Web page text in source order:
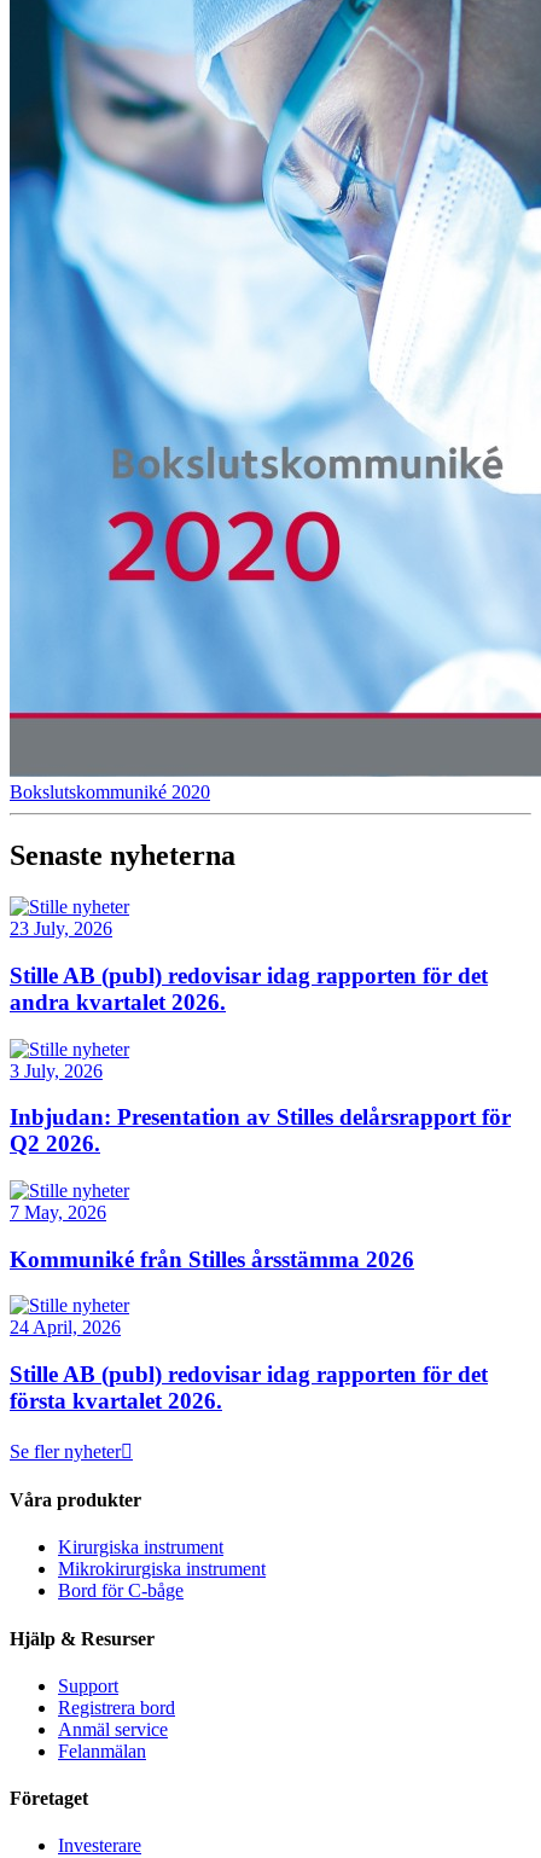
Bokslutskommuniké 2020
Senaste nyheterna
23 July, 2026
Stille AB (publ) redovisar idag rapporten för det
andra kvartalet 2026.
3 July, 2026
Inbjudan: Presentation av Stilles delårsrapport för
Q2 2026.
7 May, 2026
Kommuniké från Stilles årsstämma 2026
24 April, 2026
Stille AB (publ) redovisar idag rapporten för det
första kvartalet 2026.
Se fler nyheter
Våra produkter
Kirurgiska instrument
Mikrokirurgiska instrument
Bord för C-båge
Hjälp & Resurser
Support
Registrera bord
Anmäl service
Felanmälan
Företaget
Investerare